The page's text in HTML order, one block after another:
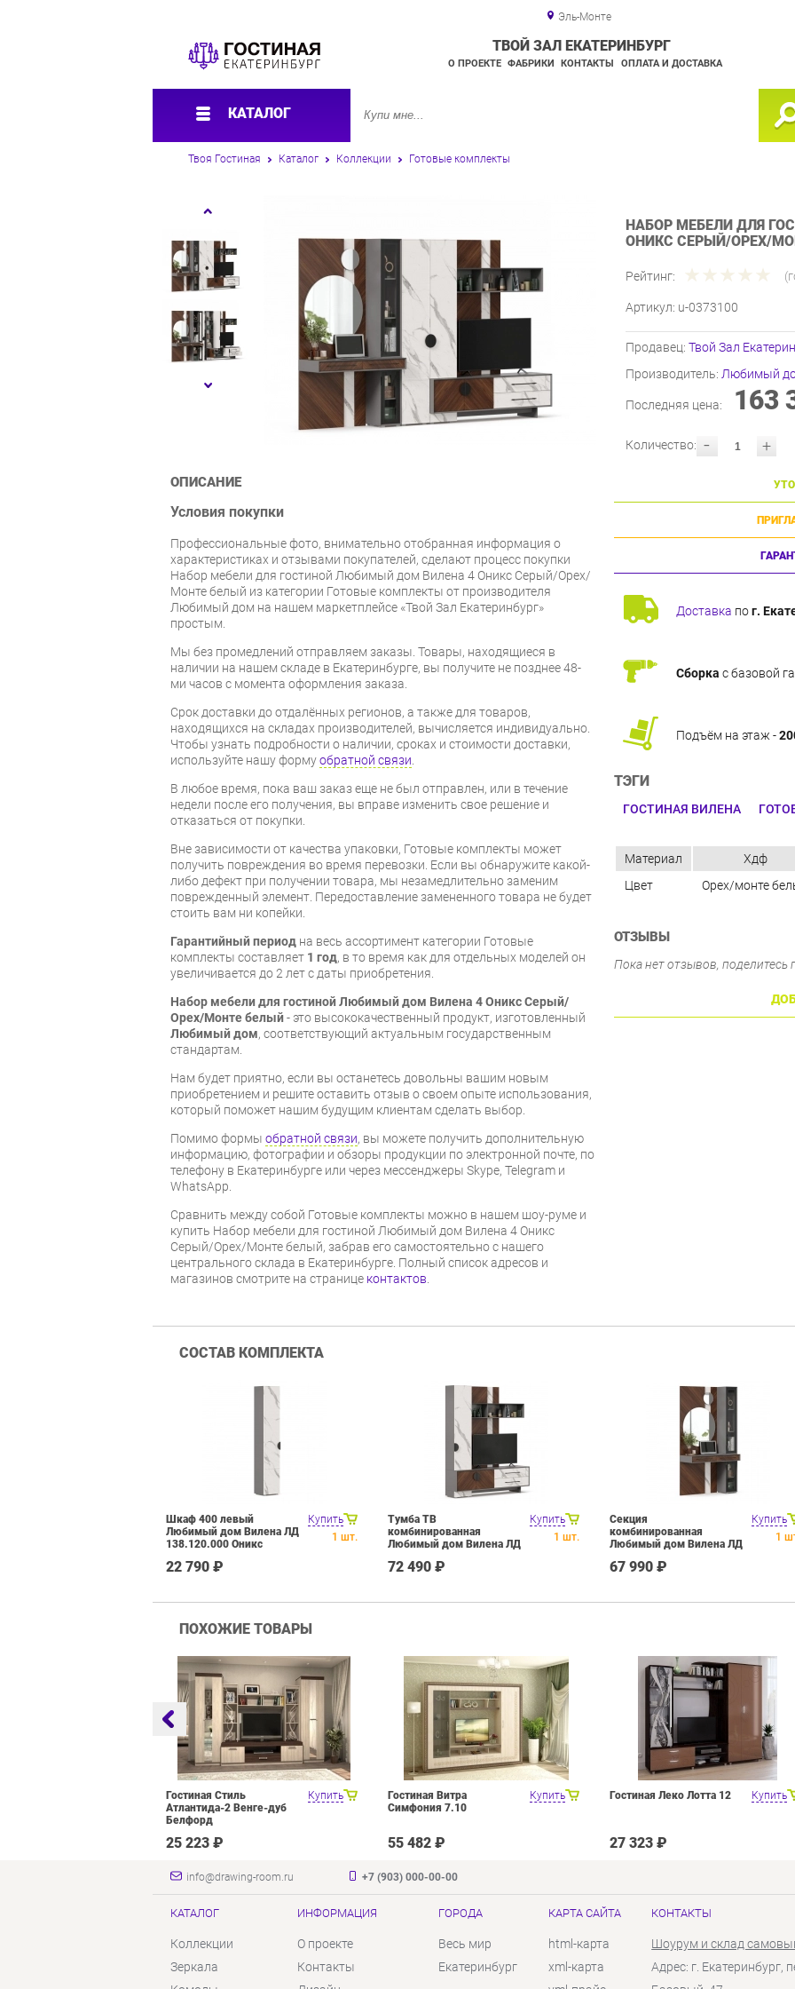
Эль-Монте
ТВОЙ ЗАЛ ЕКАТЕРИНБУРГ
О ПРОЕКТЕ ФАБРИКИ КОНТАКТЫ ОПЛАТА И ДОСТАВКА
КАТАЛОГ
Твоя Гостиная Каталог Коллекции Готовые комплекты
НАБОР МЕБЕЛИ ДЛЯ
ОНИКС СЕРЫЙ/ОРЕХ/
Рейтинг:
Артикул: u-0373100
Продавец: Твой Зал
Производитель: Любимый
Последняя цена: 163
- +
Количество:
Доставка пог.
Сборка с базовой
Подъём на этаж -
ТЭГИ
ГОСТИНАЯ ВИЛЕНА
ОПИСАНИЕ
Условия покупки
Профессиональные фото, внимательно отобранная информация о
характеристиках и отзывами покупателей, сделают процесс покупки
Набор мебели для гостиной Любимый дом Вилена 4 Оникс Серый/Орех/
Монте белый из категории Готовые комплекты от производителя
Любимый дом на нашем маркетплейсе «Твой Зал Екатеринбург»
простым.
Мы без промедлений отправляем заказы. Товары, находящиеся в
наличии на нашем складе в Екатеринбурге, вы получите не позднее 48-
ми часов с момента оформления заказа.
Срок доставки до отдалённых регионов, а также для товаров,
находящихся на складах производителей, вычисляется индивидуально.
Чтобы узнать подробности о наличии, сроках и стоимости доставки,
используйте нашу формуобратной связи
В любое время, пока ваш заказ еще не был отправлен, или в течение
недели после его получения, вы вправе изменить свое решение и
отказаться от покупки.
Вне зависимости от качества упаковки, Готовые комплекты может
получить повреждения во время перевозки. Если вы обнаружите какой-
либо дефект при получении товара, мы незамедлительно заменим
поврежденный элемент. Передоставление замененного товара не будет
стоить вам ни копейки.
Гарантийный период на весь ассортимент категории Готовые
комплекты составляет 1 год, в то время как для отдельных моделей он
увеличивается до 2 лет с даты приобретения.
Набор мебели для гостиной Любимый дом Вилена 4 Оникс Серый/
Орех/Монте белый- это высококачественный продукт, изготовленный
Любимый дом, соответствующий актуальным государственным
стандартам.
Нам будет приятно, если вы останетесь довольны вашим новым
приобретением и решите оставить отзыв о своем опыте использования,
который поможет нашим будущим клиентам сделать выбор.
Помимо формы обратной связи, вы можете получить дополнительную
информацию, фотографии и обзоры продукции по электронной почте, по
телефону в Екатеринбурге или через мессенджеры Skype, Telegram и
WhatsApp.
Cравнить между собой Готовые комплекты можно в нашем шоу-руме и
купить Набор мебели для гостиной Любимый дом Вилена 4 Оникс
Серый/Орех/Монте белый, забрав его самостоятельно с нашего
центрального склада в Екатеринбурге. Полный список адресов и
магазинов смотрите на странице контактов
Материал
Хдф
Цвет
Орех/монте
ОТЗЫВЫ
Пока нет отзывов,
СОСТАВ КОМПЛЕКТА
Купить
Шкаф 400 левый
Любимый дом Вилена ЛД
138.120.000 Оникс
22 790 ₽
1 шт.
Купить
Тумба ТВ
комбинированная
Любимый дом Вилена ЛД
Серый/Орех/Монте
72 490 ₽
1 шт.
Купить
Секция
комбинированная
Любимый дом Вилена ЛД
Серый/Орех/Монте
67 990 ₽
1
ПОХОЖИЕ ТОВАРЫ
Купить
Гостиная Стиль
Атлантида-2 Венге-дуб
Белфорд
25 223 ₽
Купить
Гостиная Витра
Симфония 7.10
55 482 ₽
Купить
Гостиная Леко Лотта 12
27 323 ₽
info@drawing-room.ru +7 (903) 000-00-00
КАТАЛОГ
Коллекции
Зеркала
ИНФОРМАЦИЯ
О проекте
Контакты
ГОРОДА
Весь мир
Екатеринбург
КАРТА САЙТА
html-карта
xml-карта
КОНТАКТЫ
Шоурум и склад
Адрес: г. Екатеринбург,